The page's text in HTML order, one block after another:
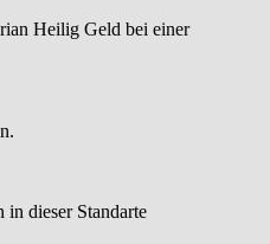
Heilig Geld bei einer
dieser Standarte